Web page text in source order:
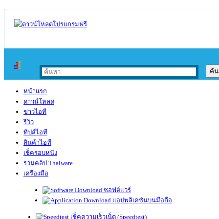
หน้าแรก
ดาวน์โหลด
ข่าวไอที
รีวิว
ทิปส์ไอที
สินค้าไอที
เช็ครอบหนัง
รวมคลิป Thaiware
เครื่องมือ
ซอฟต์แวร์
แอปพลิเคชันบนมือถือ
เช็คความเร็วเน็ต (Speedtest)